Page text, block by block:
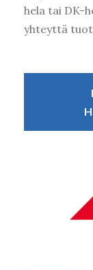
hela tai DK-
yhteyttä